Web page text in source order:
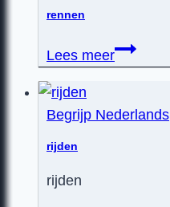
rennen
Lees meerrennen
Begrijp Nederlands
rijden
rijden